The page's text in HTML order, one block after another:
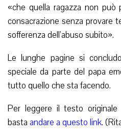
«che quella ragazza non può
consacrazione senza provare
sofferenza dell’abuso subito».
Le lunghe pagine si
speciale da parte del papa
tutto quello che sta facendo.
Per leggere il testo
basta andare a questo link.